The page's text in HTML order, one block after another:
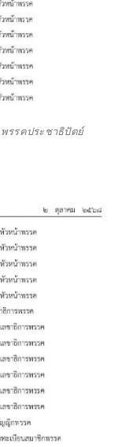
รรคประชาธิปัตย์